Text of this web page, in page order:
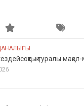
туралы